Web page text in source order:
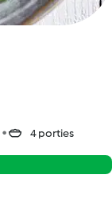
4 porties